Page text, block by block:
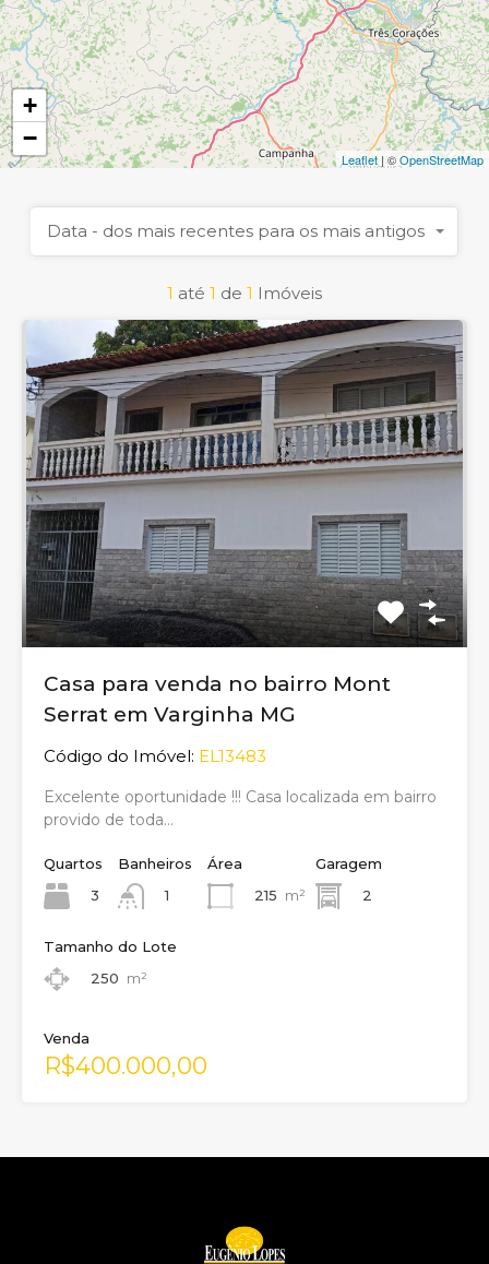
+
−
Leaflet | ©OpenStreetMap
1 até 1 de 1 Imóveis
Data - dos mais recentes para os mais antigos
Casa para venda no bairro Mont
Serrat em Varginha MG
Código do Imóvel: EL13483
Excelente oportunidade !!! Casa localizada em bairro
provido de toda…
Quartos
3
Banheiros
1
Área
215 m²
Garagem
2
Tamanho do Lote
250 m²
Venda
R$400.000,00